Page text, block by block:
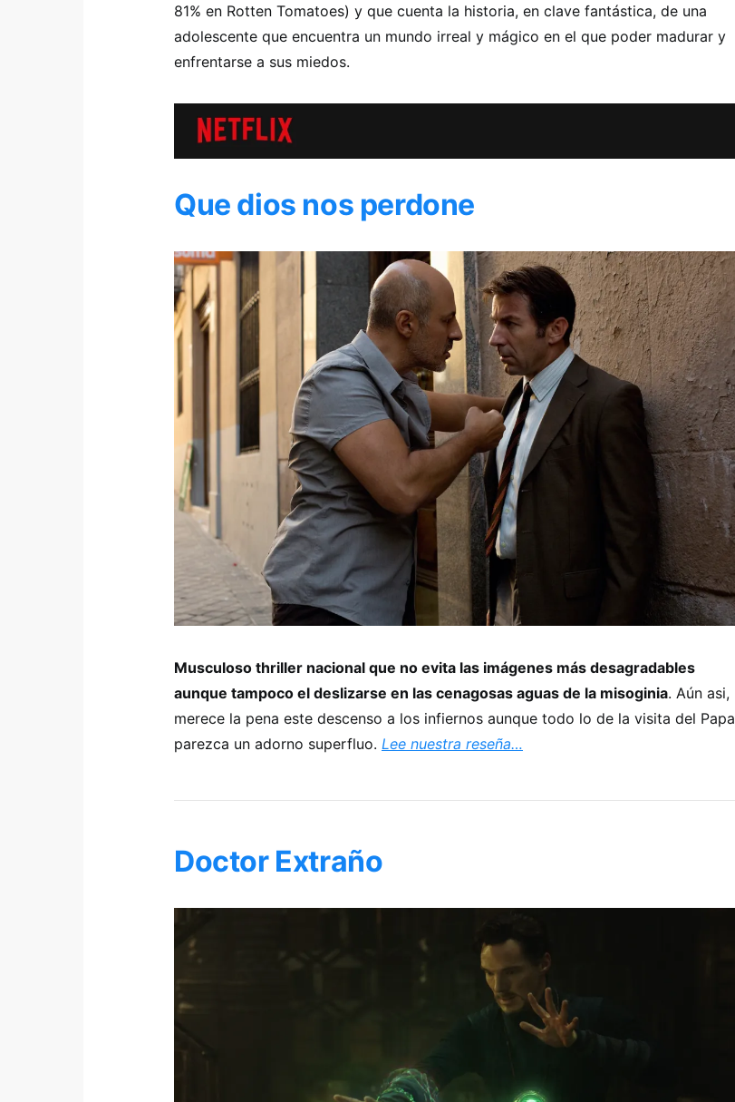
81% en Rotten Tomatoes) y que cuenta la historia, en clave fantástica, de una
adolescente que encuentra un mundo irreal y mágico en el que poder madurar y
enfrentarse a sus miedos.
Que dios nos perdone
Musculoso thriller nacional que no evita las imágenes más desagradables
aunque tampoco el deslizarse en las cenagosas aguas de la misoginia. Aún asi,
merece la pena este descenso a los infiernos aunque todo lo de la visita del Papa
parezca un adorno superfluo. Lee nuestra reseña…
Doctor Extraño